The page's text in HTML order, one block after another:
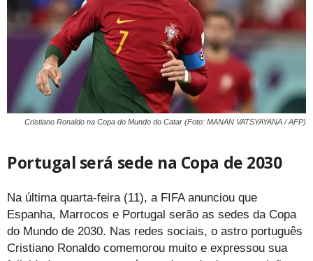
Cristiano Ronaldo na Copa do Mundo do Catar (Foto: MANAN VATSYAYANA / AFP)
Portugal será sede na Copa de 2030
Na última quarta-feira (11), a FIFA anunciou que
Espanha, Marrocos e Portugal serão as sedes da Copa
do Mundo de 2030. Nas redes sociais, o astro português
Cristiano Ronaldo comemorou muito e expressou sua